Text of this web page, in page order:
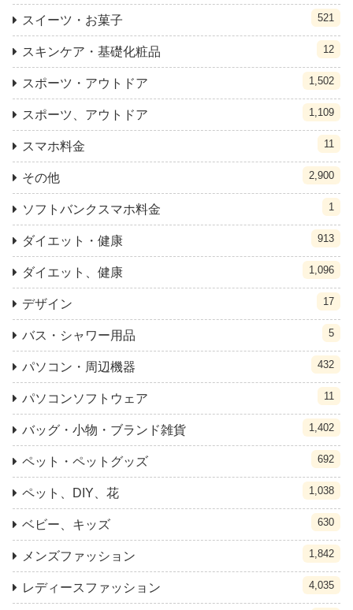
スイーツ・お菓子 521
スキンケア・基礎化粧品 12
スポーツ・アウトドア 1,502
スポーツ、アウトドア 1,109
スマホ料金 11
その他 2,900
ソフトバンクスマホ料金 1
ダイエット・健康 913
ダイエット、健康 1,096
デザイン 17
バス・シャワー用品 5
パソコン・周辺機器 432
パソコンソフトウェア 11
バッグ・小物・ブランド雑貨 1,402
ペット・ペットグッズ 692
ペット、DIY、花 1,038
ベビー、キッズ 630
メンズファッション 1,842
レディースファッション 4,035